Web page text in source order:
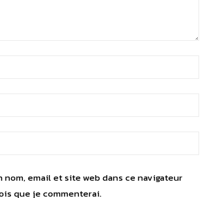
nom, email et site web dans ce navigateur
que je commenterai.